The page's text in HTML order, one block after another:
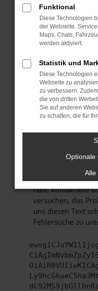
können das Laden
verhindern.
anderen Browser
Fenster?
Das kann
Probleme zu
STELLE SICHER,
DEIN
STAND SIND.
Veraltete
Sicherheitsrisiko,
führen, dass
unterstützt
Wenn du alle
hast, kontaktiere
versuchen, das
uns diesen Text
Fehlersuche zu
Funktional
Diese Technologien
der Webseite.
Maps, Chats,
werden aktiviert.
Statistik und
Diese Technologien
Webseite zu
zu verbessern.
die von dritten
Sie auf anderen
zu schalten, die für
Optionale
Alle